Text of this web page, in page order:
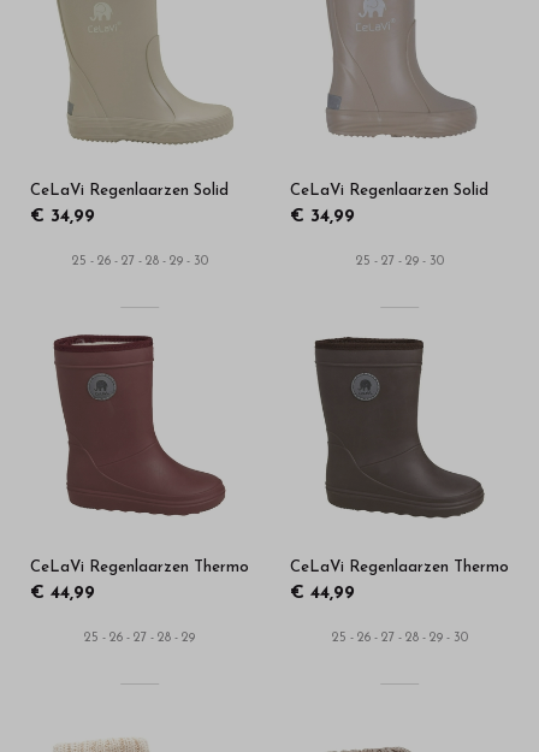
CeLaVi Regenlaarzen Solid
€ 34,99
25 - 26 - 27 - 28 - 29 - 30
CeLaVi Regenlaarzen Solid
€ 34,99
25 - 27 - 29 - 30
CeLaVi Regenlaarzen Thermo
€ 44,99
25 - 26 - 27 - 28 - 29
CeLaVi Regenlaarzen Thermo
€ 44,99
25 - 26 - 27 - 28 - 29 - 30